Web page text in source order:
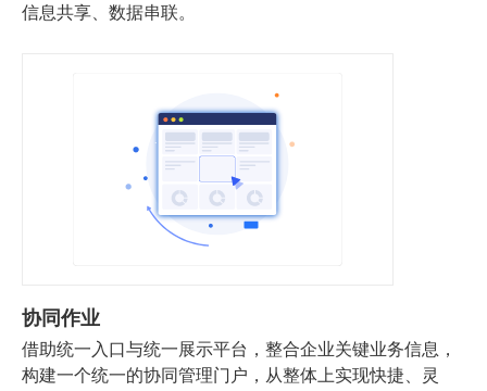
信息共享、数据串联。
协同作业
借助统一入口与统一展示平台，整合企业关键业务信息，
构建一个统一的协同管理门户，从整体上实现快捷、灵